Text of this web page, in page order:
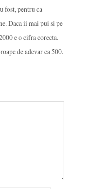
fost, pentru ca
Daca ii mai pui si pe
e o cifra corecta.
de adevar ca 500.